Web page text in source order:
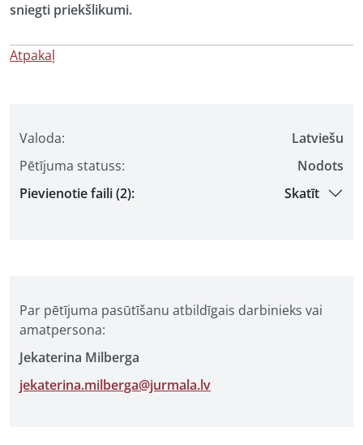
Valoda:
Latviešu
Pētījuma statuss:
Nodots
Pievienotie faili (2):
Skatīt
Par pētījuma pasūtīšanu atbildīgais darbinieks vai
amatpersona:
Jekaterina Milberga
jekaterina.milberga@jurmala.lv
sniegti priekšlikumi.
Atpakaļ